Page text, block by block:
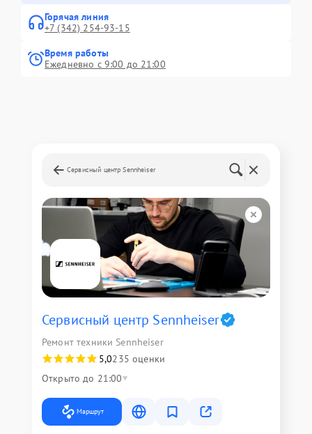
Горячая линия
+7 (342) 254-93-15
Время работы
Ежедневно с 9:00 до 21:00
Сервисный центр Sennheiser
Сервисный центр Sennheiser
Ремонт техники Sennheiser
5,0235 оценки
Открыто до 21:00
Маршрут